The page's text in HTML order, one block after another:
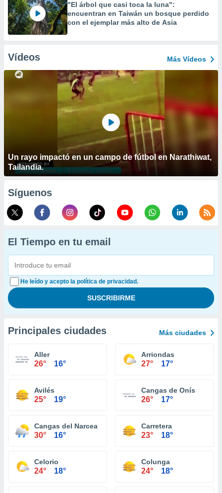
"El árbol que casi toca la luna":
encuentran en Taiwán un bosque perdido
con el ejemplar más alto de Asia
Vídeos Más Vídeos
Un rayo impactó en un campo de fútbol en Narathiwat,
Tailandia.
Síguenos
El Tiempo en tu email
He leído y acepto la política de privacidad.
Principales ciudades Más ciudades
Aller
26° 16°
Arriondas
27° 17°
Avilés
25° 19°
Cangas de Onís
26° 17°
Cangas del Narcea
30° 16°
Carretera
23° 18°
Celorio
24° 18°
Colunga
24° 18°